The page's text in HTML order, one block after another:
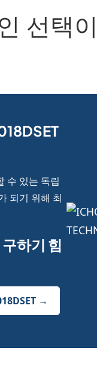
선택
수 있는 독립
되기 위해 최
하기 힘
→